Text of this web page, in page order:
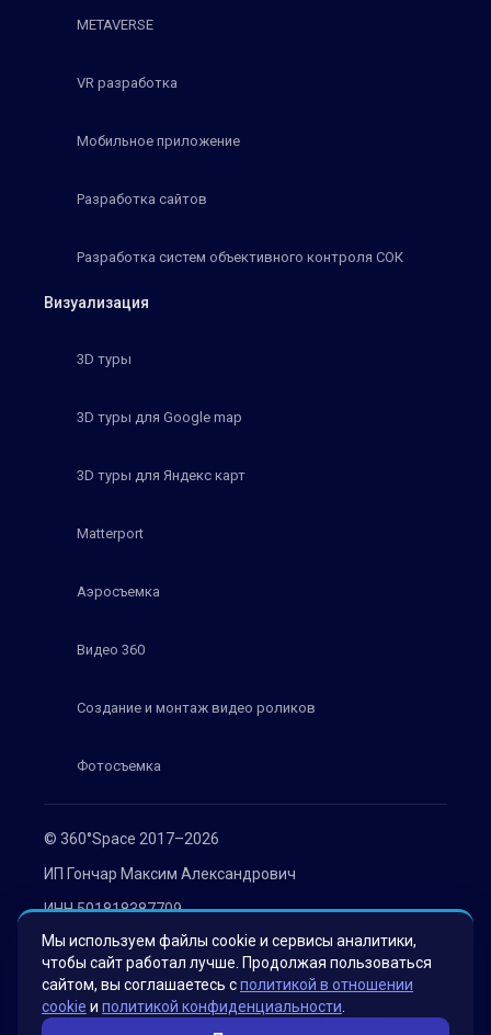
© 360°Space 2017–2026
ИП Гончар Максим Александрович
ИНН 501818387709
ОГРН 319508100030536
Политика конфиденциальности
Согласие на обработку персональных данных
METAVERSE
VR разработка
Мобильное приложение
Разработка сайтов
Разработка систем объективного контроля СОК
Визуализация
3D туры
3D туры для Google map
3D туры для Яндекс карт
Matterport
Аэросъемка
Видео 360
Создание и монтаж видео роликов
Фотосъемка
Мы используем файлы cookie и сервисы аналитики,
чтобы сайт работал лучше. Продолжая пользоваться
сайтом, вы соглашаетесь сполитикой в отношении
cookie и политикой конфиденциальности